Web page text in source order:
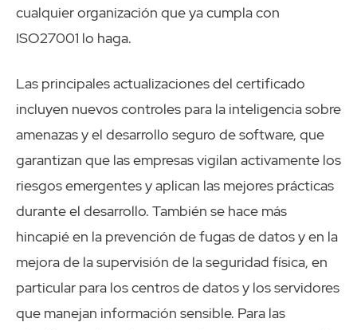
cualquier organización que ya cumpla con
ISO27001 lo haga.
Las principales actualizaciones del certificado
incluyen nuevos controles para la inteligencia sobre
amenazas y el desarrollo seguro de software, que
garantizan que las empresas vigilan activamente los
riesgos emergentes y aplican las mejores prácticas
durante el desarrollo. También se hace más
hincapié en la prevención de fugas de datos y en la
mejora de la supervisión de la seguridad física, en
particular para los centros de datos y los servidores
que manejan información sensible. Para las